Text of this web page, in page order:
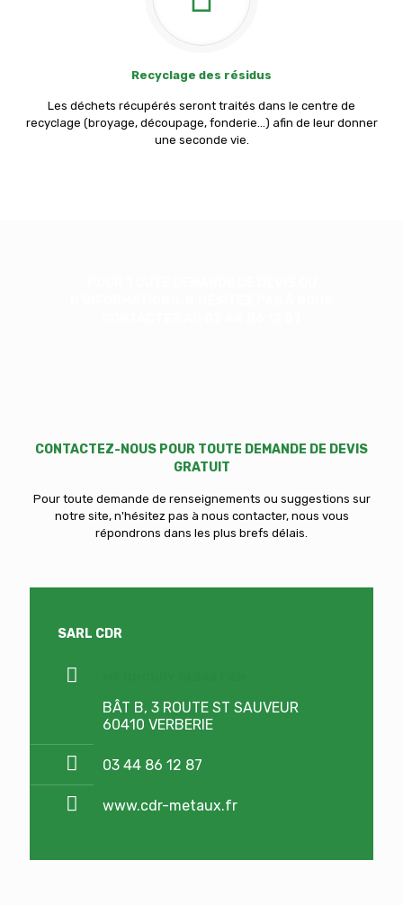
Recyclage des résidus
Les déchets récupérés seront traités dans le centre de
recyclage (broyage, découpage, fonderie…) afin de leur donner
une seconde vie.
CONTACTEZ-NOUS POUR TOUTE DEMANDE DE DEVIS
GRATUIT
Pour toute demande de renseignements ou suggestions sur
notre site, n'hésitez pas à nous contacter, nous vous
répondrons dans les plus brefs délais.
SARL CDR
BÂT B, 3 ROUTE ST SAUVEUR
60410 VERBERIE
03 44 86 12 87
www.cdr-metaux.fr